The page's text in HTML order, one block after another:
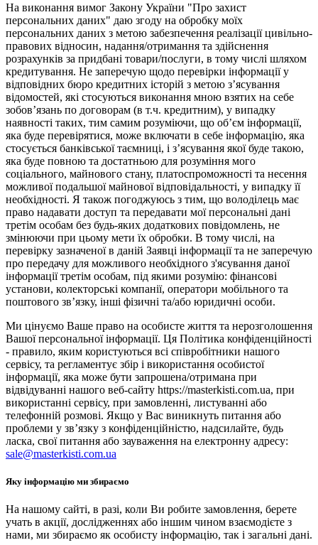
На виконання вимог Закону України "Про захист
персональних даних" даю згоду на обробку моїх
персональних даних з метою забезпечення реалізації цивільно-
правових відносин, надання/отримання та здійснення
розрахунків за придбані товари/послуги, в тому числі шляхом
кредитування. Не заперечую щодо перевірки інформації у
відповідних бюро кредитних історій з метою з’ясування
відомостей, які стосуються виконання мною взятих на себе
зобов’язань по договорам (в т.ч. кредитним), у випадку
наявності таких, тим самим розуміючи, що об’єм інформації,
яка буде перевірятися, може включати в себе інформацію, яка
стосується банківської таємниці, і з’ясування якої буде такою,
яка буде повною та достатньою для розуміння мого
соціального, майнового стану, платоспроможності та несення
можливої подальшої майнової відповідальності, у випадку її
необхідності. Я також погоджуюсь з тим, що володілець має
право надавати доступ та передавати мої персональні дані
третім особам без будь-яких додаткових повідомлень, не
змінюючи при цьому мети їх обробки. В тому числі, на
перевірку зазначеної в даній Заявці інформації та не заперечую
про передачу для можливого необхідного з'ясування даної
інформації третім особам, під якими розумію: фінансові
установи, колекторські компанії, оператори мобільного та
поштового зв’язку, інші фізичні та/або юридичні особи.
Ми цінуємо Ваше право на особисте життя та нерозголошення
Вашої персональної інформації. Ця Політика конфіденційності
- правило, яким користуються всі співробітники нашого
сервісу, та регламентує збір і використання особистої
інформації, яка може бути запрошена/отримана при
відвідуванні нашого веб-сайту https://masterkisti.com.ua, при
використанні сервісу, при замовленні, листуванні або
телефонній розмові. Якщо у Вас виникнуть питання або
проблеми у зв’язку з конфіденційністю, надсилайте, будь
ласка, свої питання або зауваження на електронну адресу:
sale@masterkisti.com.ua
Яку інформацію ми збираємо
На нашому сайті, в разі, коли Ви робите замовлення, берете
учать в акції, дослідженнях або іншим чином взаємодієте з
нами, ми збираємо як особисту інформацію, так і загальні дані.